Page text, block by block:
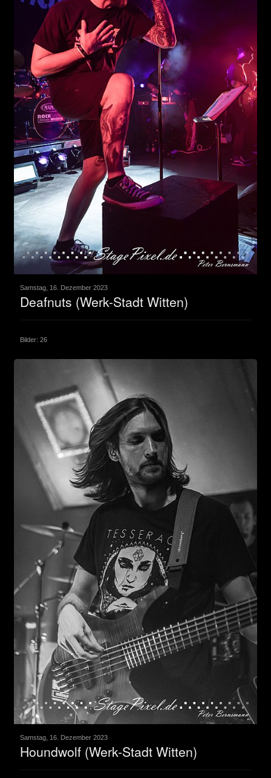
Samstag, 16. Dezember 2023
Deafnuts (Werk-Stadt Witten)
Bilder: 26
Samstag, 16. Dezember 2023
Houndwolf (Werk-Stadt Witten)